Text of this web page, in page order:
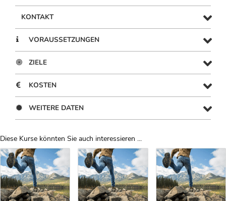
KONTAKT
VORAUSSETZUNGEN
ZIELE
KOSTEN
WEITERE DATEN
Diese Kurse könnten Sie auch interessieren ...
Uber Weiterbildungsvorschläge